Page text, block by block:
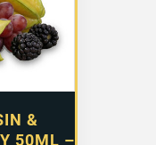
&
50ML –